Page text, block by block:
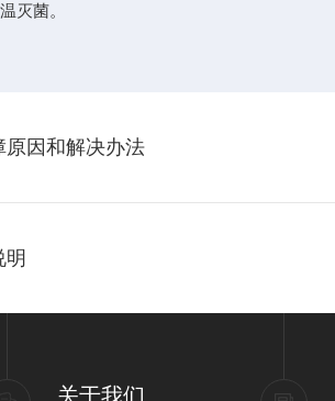
灭菌。
原因和解决办法
关于我们